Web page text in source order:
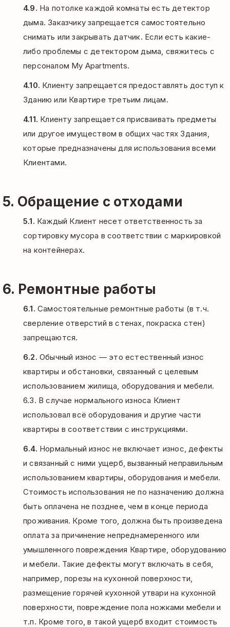
4.9. На потолке каждой комнаты есть детектор
дыма. Заказчику запрещается самостоятельно
снимать или закрывать датчик. Если есть какие-
либо проблемы с детектором дыма, свяжитесь с
персоналом My Apartments.
4.10. Клиенту запрещается предоставлять доступ к
Зданию или Квартире третьим лицам.
4.11. Клиенту запрещается присваивать предметы
или другое имуществом в общих частях Здания,
которые предназначены для использования всеми
Клиентами.
5. Обращение с отходами
5.1. Каждый Клиент несет ответственность за
сортировку мусора в соответствии с маркировкой
на контейнерах.
6. Ремонтные работы
6.1. Самостоятельные ремонтные работы (в т.ч.
сверление отверстий в стенах, покраска стен)
запрещаются.
6.2. Обычный износ — это естественный износ
квартиры и обстановки, связанный с целевым
использованием жилища, оборудования и мебели.
6.3. В случае нормального износа Клиент
использовал всё оборудования и другие части
квартиры в соответствии с инструкциями.
6.4. Нормальный износ не включает износ, дефекты
и связанный с ними ущерб, вызванный неправильным
использованием квартиры, оборудования и мебели.
Стоимость использования не по назначению должна
быть оплачена не позднее, чем в конце периода
проживания. Кроме того, должна быть произведена
оплата за причинение непреднамеренного или
умышленного повреждения Квартире, оборудованию
и мебели. Такие дефекты могут включать в себя,
например, порезы на кухонной поверхности,
размещение горячей кухонной утвари на кухонной
поверхности, повреждение пола ножками мебели и
т.п. Кроме того, в такой ущерб входит стоимость